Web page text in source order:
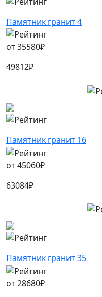
Памятник гранит 4
от35580₽
49812₽
Памятник гранит 16
от45060₽
63084₽
Памятник гранит 35
от28680₽